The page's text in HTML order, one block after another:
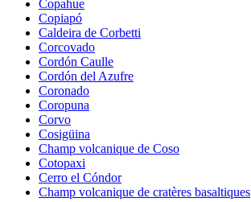
Copahue
Copiapó
Caldeira de Corbetti
Corcovado
Cordón Caulle
Cordón del Azufre
Coronado
Coropuna
Corvo
Cosigüina
Champ volcanique de Coso
Cotopaxi
Cerro el Cóndor
Champ volcanique de cratères basaltiques